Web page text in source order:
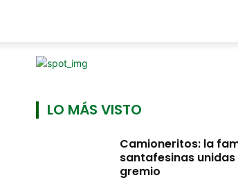
LO MÁS VISTO
Camioneritos: la
santafesinas unidas
gremio